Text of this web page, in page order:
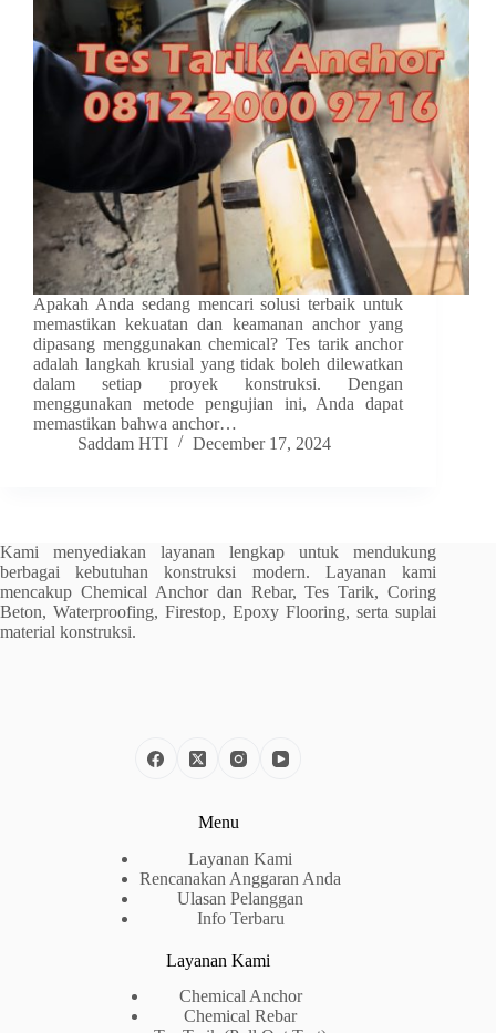
Apakah Anda sedang mencari solusi terbaik untuk
memastikan kekuatan dan keamanan anchor yang
dipasang menggunakan chemical? Tes tarik anchor
adalah langkah krusial yang tidak boleh dilewatkan
dalam setiap proyek konstruksi. Dengan
menggunakan metode pengujian ini, Anda dapat
memastikan bahwa anchor…
Saddam HTI
December 17, 2024
Kami menyediakan layanan lengkap untuk mendukung
berbagai kebutuhan konstruksi modern. Layanan kami
mencakup Chemical Anchor dan Rebar, Tes Tarik, Coring
Beton, Waterproofing, Firestop, Epoxy Flooring, serta suplai
material konstruksi.
Menu
Layanan Kami
Rencanakan Anggaran Anda
Ulasan Pelanggan
Info Terbaru
Layanan Kami
Chemical Anchor
Chemical Rebar